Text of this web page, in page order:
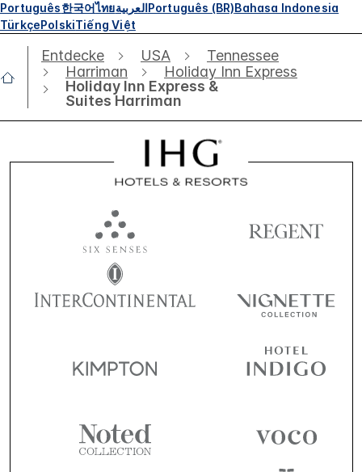
Português한국어ไทยالعربيةPortuguês (BR)Bahasa Indonesia
TürkçePolskiTiếng Việt
Entdecke USA
Tennessee
Harriman
Holiday Inn Express
Holiday Inn Express &
Suites Harriman